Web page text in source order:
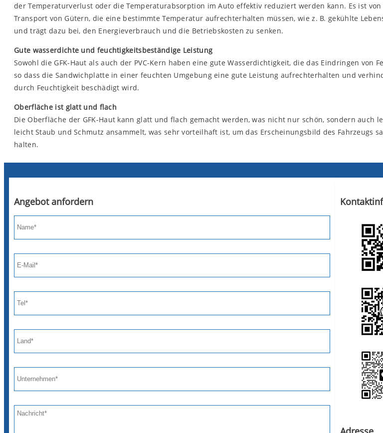
der Temperaturverlust oder die Temperaturabsorption im Auto effektiv reduziert werden kann. Es ist
Transport von Gütern, die eine bestimmte Temperatur aufrechterhalten müssen, wie z. B. gekühlte
und trägt dazu bei, den Energieverbrauch und die Betriebskosten zu senken.
Gute wasserdichte und feuchtigkeitsbeständige Leistung
Sowohl die GFK-Haut als auch der PVC-Kern haben eine gute Wasserdichtigkeit, die das Eindringen von
so dass die Sandwichplatte in einer feuchten Umgebung eine gute Leistung aufrechterhalten und
durch Feuchtigkeit beschädigt wird.
Oberfläche ist glatt und flach
Die Oberfläche der GFK-Haut kann glatt und flach gemacht werden, was nicht nur schön, sondern auch
leicht Staub und Schmutz ansammelt, was sehr vorteilhaft ist, um das Erscheinungsbild des Fahrzeugs
halten.
Angebot anfordern